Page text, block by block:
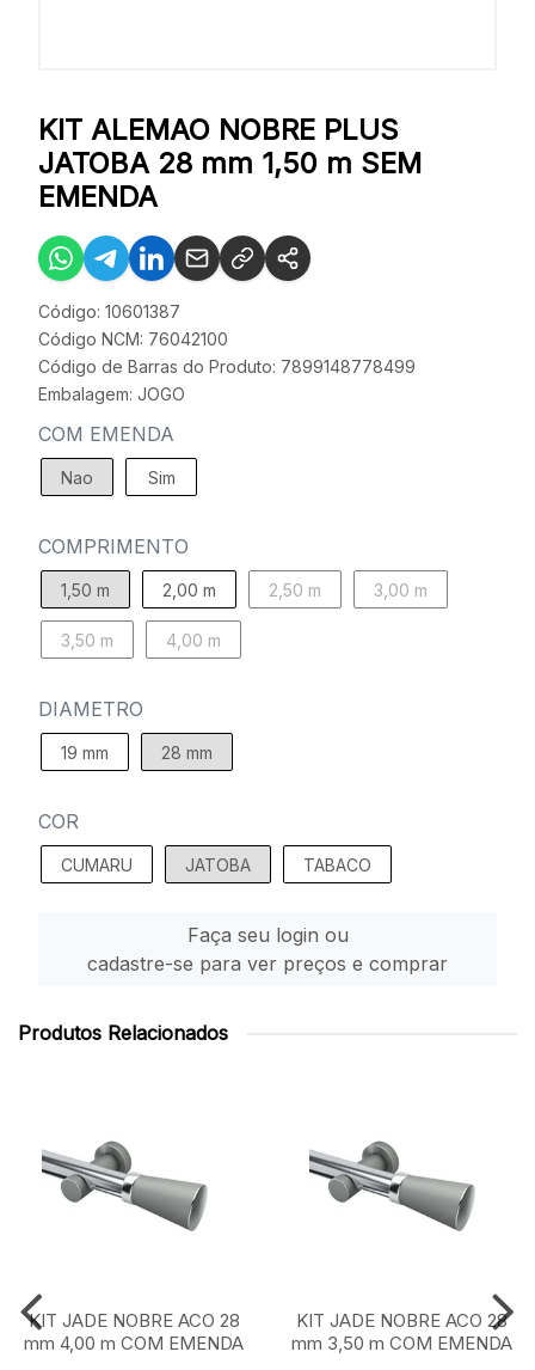
KIT ALEMAO NOBRE PLUS
JATOBA 28 mm 1,50 m SEM
EMENDA
Código: 10601387
Código NCM: 76042100
Código de Barras do Produto: 7899148778499
Embalagem: JOGO
COM EMENDA
Nao Sim
COMPRIMENTO
1,50 m 2,00 m 2,50 m 3,00 m
3,50 m 4,00 m
DIAMETRO
19 mm 28 mm
COR
CUMARU JATOBA TABACO
Faça seu login ou
cadastre-se para ver preços e comprar
Produtos Relacionados
KIT JADE NOBRE ACO 28
mm 4,00 m COM EMENDA
KIT JADE NOBRE ACO 28
mm 3,50 m COM EMENDA